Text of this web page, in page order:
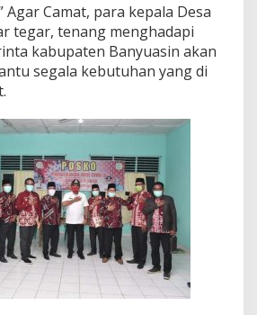
Agar Camat, para kepala Desa
tegar, tenang menghadapi
kabupaten Banyuasin akan
segala kebutuhan yang di